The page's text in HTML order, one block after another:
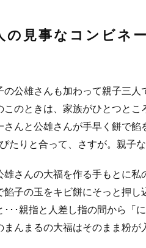
の見事なコンビネ
公雄さんも加わって親子三
のときは、家族がひとつとこ
んと公雄さんが手早く餅で
たりと合って、さすが。親子
さんの大福を作る手もとに
子の玉をキビ餅にそっと押
･･親指と人差し指の間から「
んまるの大福はそのまま粉